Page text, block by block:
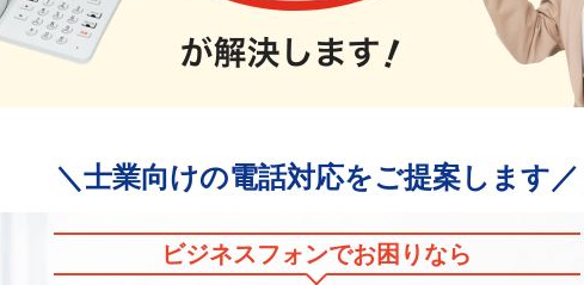
＼士業向けの電話対応をご提案します／
ビジネスフォンでお困りなら